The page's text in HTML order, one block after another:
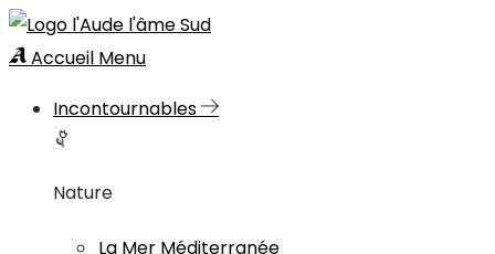
Accueil Menu
Incontournables
Nature
La Mer Méditerranée